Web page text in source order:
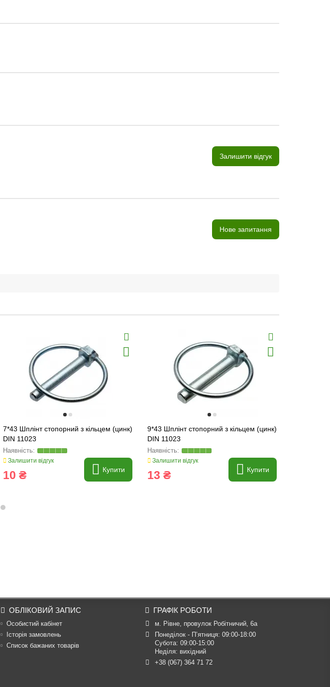
Залишити відгук
Нове запитання
7*43 Шплінт стопорний з кільцем (цинк)
DIN 11023
Залишити відгук
10 ₴ Купити
9*43 Шплінт стопорний з кільцем (цинк)
DIN 11023
Залишити відгук
13 ₴ Купити
ОБЛІКОВИЙ ЗАПИС
Особистий кабінет
Історія замовлень
Список бажаних товарів
ГРАФІК РОБОТИ
м. Рівне, провулок Робітничий, 6а
Понеділок - П’ятниця: 09:00-18:00
Субота: 09:00-15:00
Неділя: вихідний
+38 (067) 364 71 72